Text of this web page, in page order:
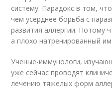
систему. Парадокс в том,
чем усерднее борьба с
развития аллергии. Потому
а плохо натренированный
Ученые-иммунологи,
уже сейчас проводят
лечению тяжелых форм